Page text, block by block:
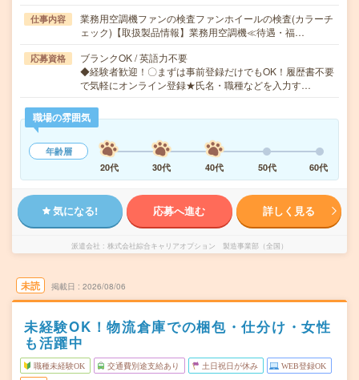
仕事内容
業務用空調機ファンの検査ファンホイールの検査(カラーチ
ェック)【取扱製品情報】業務用空調機≪待遇・福…
応募資格
ブランクOK / 英語力不要
◆経験者歓迎！〇まずは事前登録だけでもOK！履歴書不要
で気軽にオンライン登録★氏名・職種などを入力す…
職場の雰囲気
年齢層
20代
30代 40代 50代 60代
気になる! 応募へ進む 詳しく見る
派遣会社 株式会社綜合キャリアオプション 製造事業部（全国）
未読 掲載日 2026/08/06
未経験OK！物流倉庫での梱包・仕分け・女性
も活躍中
職種未経験OK 交通費別途支給あり 土日祝日が休み WEB登録OK